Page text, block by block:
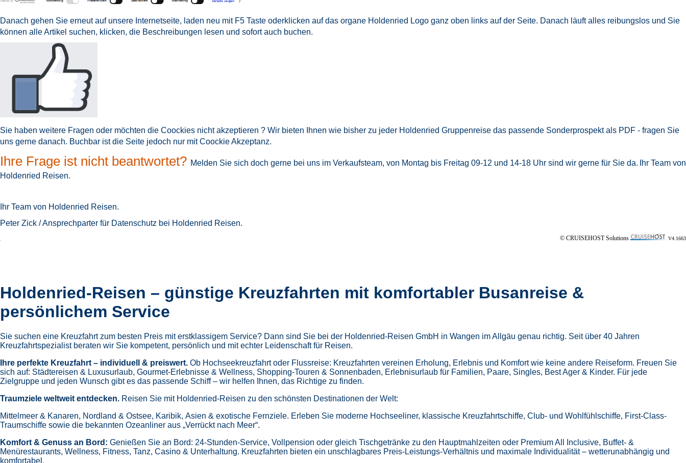
Danach gehen Sie erneut auf unsere Internetseite, laden neu mit F5 Taste oderklicken auf das organe Holdenried Logo ganz oben links auf der Seite. Danach läuft alles reibungslos und Sie
können alle Artikel suchen, klicken, die Beschreibungen lesen und sofort auch buchen.
Sie haben weitere Fragen oder möchten die Coockies nicht akzeptieren ? Wir bieten Ihnen wie bisher zu jeder Holdenried Gruppenreise das passende Sonderprospekt als PDF - fragen Sie
uns gerne danach. Buchbar ist die Seite jedoch nur mit Coockie Akzeptanz.
Ihre Frage ist nicht beantwortet? Melden Sie sich doch gerne bei uns im Verkaufsteam, von Montag bis Freitag 09-12 und 14-18 Uhr sind wir gerne für Sie da. Ihr Team von
Holdenried Reisen.
Ihr Team von Holdenried Reisen.
Peter Zick / Ansprechparter für Datenschutz bei Holdenried Reisen.
© CRUISEHOST Solutions V4.1663
Holdenried-Reisen – günstige Kreuzfahrten mit komfortabler Busanreise &
persönlichem Service
Sie suchen eine Kreuzfahrt zum besten Preis mit erstklassigem Service? Dann sind Sie bei der Holdenried-Reisen GmbH in Wangen im Allgäu genau richtig. Seit über 40 Jahren
Kreuzfahrtspezialist beraten wir Sie kompetent, persönlich und mit echter Leidenschaft für Reisen.
Ihre perfekte Kreuzfahrt – individuell & preiswert. Ob Hochseekreuzfahrt oder Flussreise: Kreuzfahrten vereinen Erholung, Erlebnis und Komfort wie keine andere Reiseform. Freuen Sie
sich auf: Städtereisen & Luxusurlaub, Gourmet-Erlebnisse & Wellness, Shopping-Touren & Sonnenbaden, Erlebnisurlaub für Familien, Paare, Singles, Best Ager & Kinder. Für jede
Zielgruppe und jeden Wunsch gibt es das passende Schiff – wir helfen Ihnen, das Richtige zu finden.
Traumziele weltweit entdecken. Reisen Sie mit Holdenried-Reisen zu den schönsten Destinationen der Welt:
Mittelmeer & Kanaren, Nordland & Ostsee, Karibik, Asien & exotische Fernziele. Erleben Sie moderne Hochseeliner, klassische Kreuzfahrtschiffe, Club- und Wohlfühlschiffe, First-Class-
Traumschiffe sowie die bekannten Ozeanliner aus „Verrückt nach Meer“.
Komfort & Genuss an Bord: Genießen Sie an Bord: 24-Stunden-Service, Vollpension oder gleich Tischgetränke zu den Hauptmahlzeiten oder Premium All Inclusive, Buffet- &
Menürestaurants, Wellness, Fitness, Tanz, Casino & Unterhaltung. Kreuzfahrten bieten ein unschlagbares Preis-Leistungs-Verhältnis und maximale Individualität – wetterunabhängig und
komfortabel.